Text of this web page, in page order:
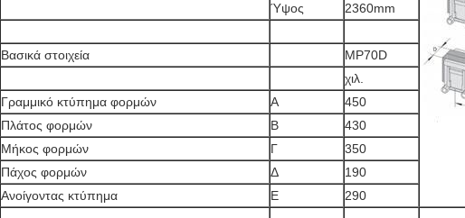
Ύψος
2360mm
Βασικά στοιχεία
MP70D
χιλ.
Γραμμικό κτύπημα φορμών
Α
450
Πλάτος φορμών
Β
430
Μήκος φορμών
Γ
350
Πάχος φορμών
Δ
190
Ανοίγοντας κτύπημα
Ε 290